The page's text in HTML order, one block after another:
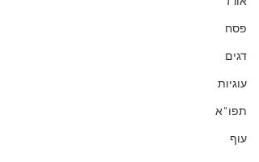
פסח
דגים
עוגיות
תפו"א
עוף